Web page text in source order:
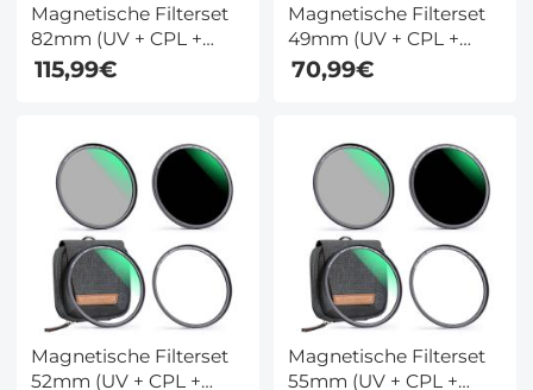
Magnetische Filterset
82mm (UV + CPL +
ND1000 + Basisring) 1s
Snelle Installatie met
Nano Xcel Serie
115,99€
Magnetische Filterset
49mm (UV + CPL +
ND1000 + Basisring) 1s
Snelle Installatie met
Nano Xcel Serie
70,99€
Magnetische Filterset
52mm (UV + CPL +
Magnetische Filterset
55mm (UV + CPL +